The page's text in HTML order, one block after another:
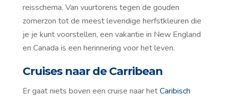
reisschema. Van vuurtorens tegen de gouden
zomerzon tot de meest levendige herfstkleuren die
je je kunt voorstellen, een vakantie in New England
en Canada is een herinnering voor het leven.
Cruises naar de Carribean
Er gaat niets boven een cruise naar hetCaribisch